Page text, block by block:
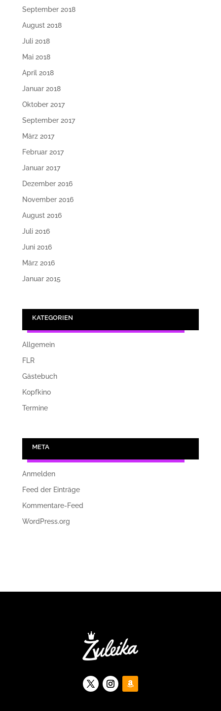
September 2018
August 2018
Juli 2018
Mai 2018
April 2018
Januar 2018
Oktober 2017
September 2017
März 2017
Februar 2017
Januar 2017
Dezember 2016
November 2016
August 2016
Juli 2016
Juni 2016
März 2016
Januar 2015
KATEGORIEN
Allgemein
FLR
Gästebuch
Kopfkino
Termine
META
Anmelden
Feed der Einträge
Kommentare-Feed
WordPress.org